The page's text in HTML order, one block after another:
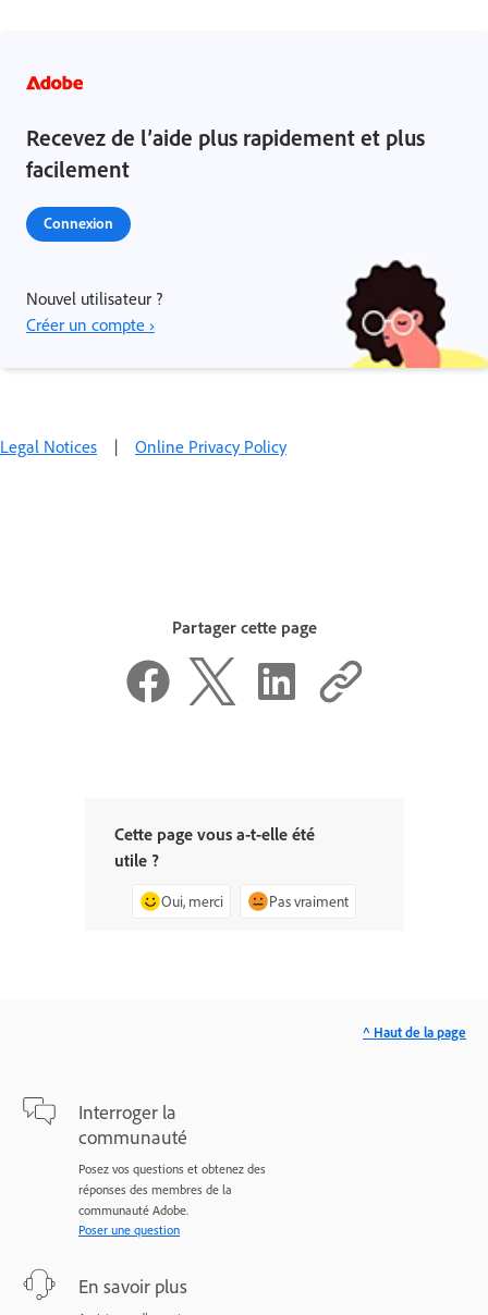
Recevez de l’aide plus rapidement et plus
facilement
Connexion
Nouvel utilisateur ?
Créer un compte ›
Legal Notices | Online Privacy Policy
Partager cette page
Cette page vous a-t-elle été
utile ?
Oui, merci Pas vraiment
Interroger la
communauté
Posez vos questions et obtenez des
réponses des membres de la
communauté Adobe.
Poser une question
En savoir plus
^ Haut de la page